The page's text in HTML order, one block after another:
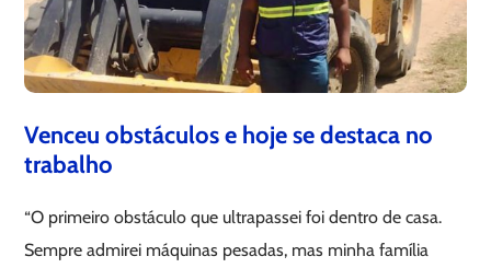
Venceu obstáculos e hoje se destaca no
trabalho
“O primeiro obstáculo que ultrapassei foi dentro de casa.
Sempre admirei máquinas pesadas, mas minha família